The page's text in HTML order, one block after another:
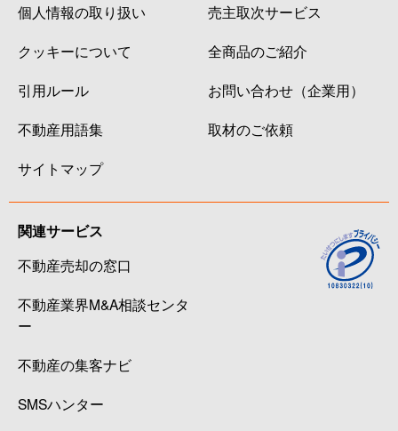
個人情報の取り扱い
クッキーについて
引用ルール
不動産用語集
サイトマップ
売主取次サービス
全商品のご紹介
お問い合わせ（企業用）
取材のご依頼
関連サービス
不動産売却の窓口
不動産業界M&A相談センタ
ー
不動産の集客ナビ
SMSハンター